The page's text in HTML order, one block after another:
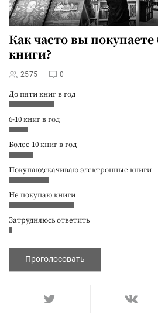
Как часто вы
книги?
2575 0
До пяти книг в год
6-10 книг в год
Более 10 книг в год
Покупаю\скачиваю электронные книги
Не покупаю книги
Затрудняюсь ответить
Проголосовать